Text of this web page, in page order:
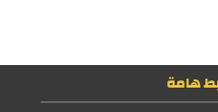
هامة